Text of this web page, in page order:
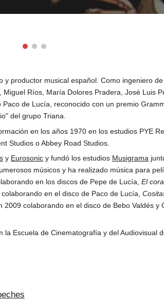
y productor musical español. Como ingeniero
Ríos, María Dolores Pradera, José Luis
de Lucía, reconocido con un premio
del grupo Triana.
en los años 1970 en los estudios PYE
Studios o Abbey Road Studios.
y Eurosonicy fundó los estudios Musigrama
músicos y ha realizado música para
en los discos de Pepe de Lucía, El
en el disco de Paco de Lucía,
2009 colaborando en el disco de Bebo Valdés y
Escuela de Cinematografía y del Audiovisual